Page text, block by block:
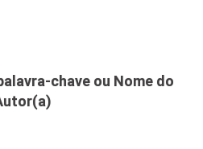
chave ou Nome do